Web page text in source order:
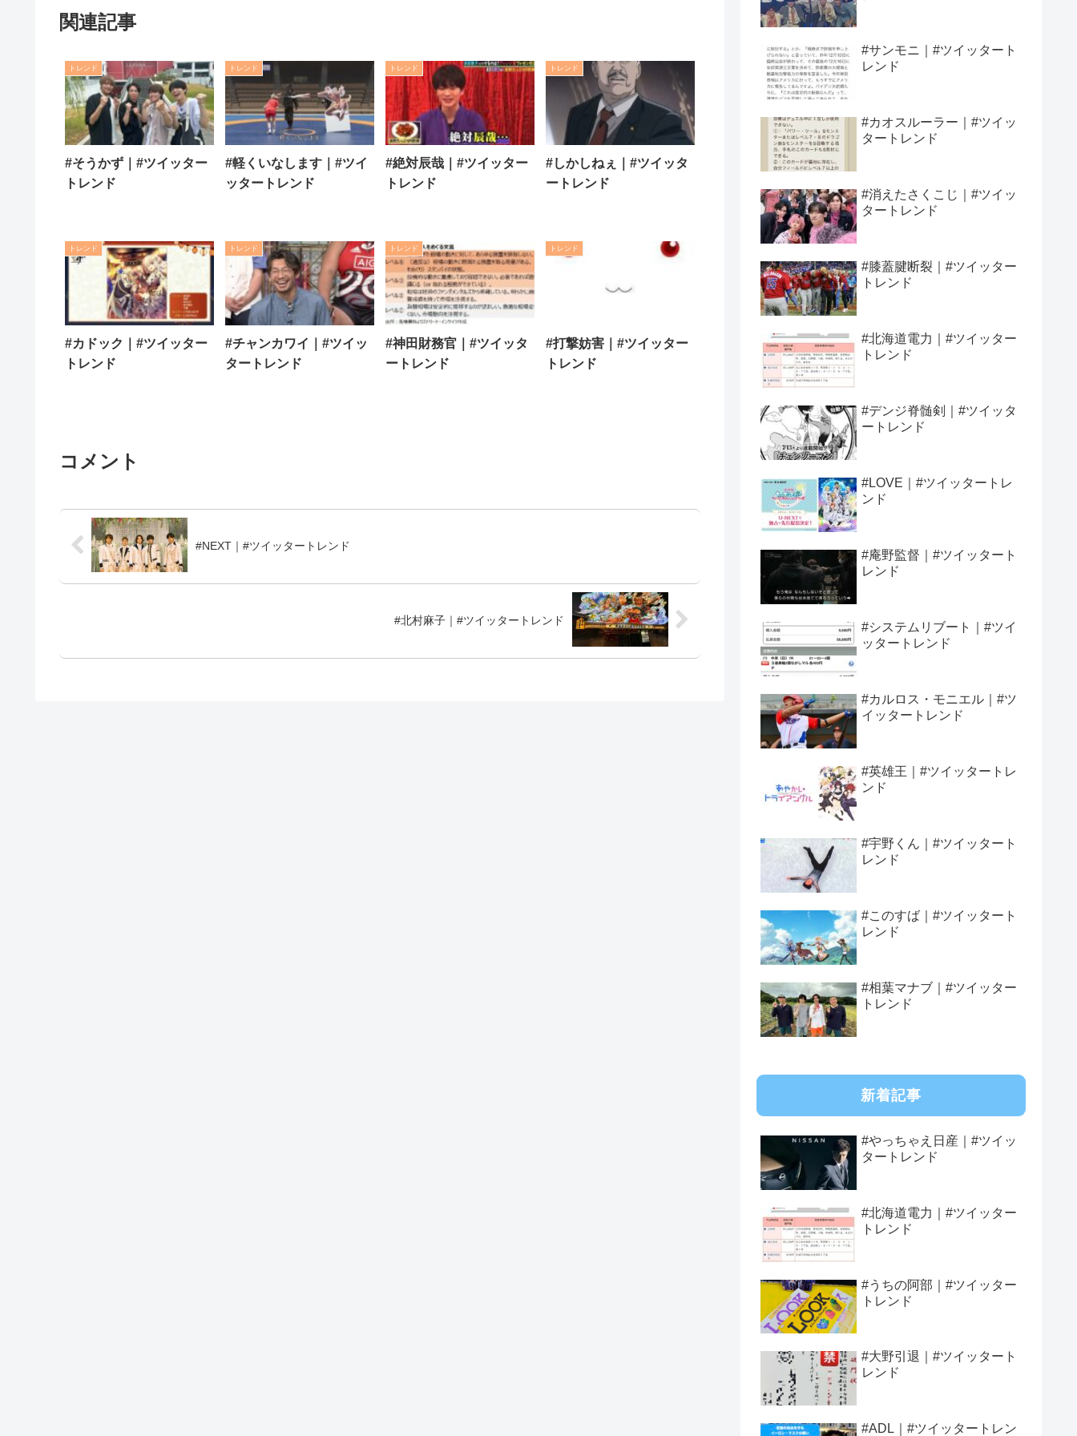
関連記事
トレンド
#そうかず｜#ツイッター
トレンド
トレンド
#軽くいなします｜#ツイ
ッタートレンド
トレンド
#絶対辰哉｜#ツイッター
トレンド
トレンド
#しかしねぇ｜#ツイッタ
ートレンド
トレンド
#カドック｜#ツイッター
トレンド
トレンド
#チャンカワイ｜#ツイッ
タートレンド
トレンド
#神田財務官｜#ツイッタ
ートレンド
トレンド
#打撃妨害｜#ツイッター
トレンド
コメント
#NEXT｜#ツイッタートレンド
#北村麻子｜#ツイッタートレンド
#サンモニ｜#ツイッタート
レンド
#カオスルーラー｜#ツイッ
タートレンド
#消えたさくこじ｜#ツイッ
タートレンド
#膝蓋腱断裂｜#ツイッター
トレンド
#北海道電力｜#ツイッター
トレンド
#デンジ脊髄剣｜#ツイッタ
ートレンド
#LOVE｜#ツイッタートレ
ンド
#庵野監督｜#ツイッタート
レンド
#システムリブート｜#ツイ
ッタートレンド
#カルロス・モニエル｜#ツ
イッタートレンド
#英雄王｜#ツイッタートレ
ンド
#宇野くん｜#ツイッタート
レンド
#このすば｜#ツイッタート
レンド
#相葉マナブ｜#ツイッター
トレンド
新着記事
#やっちゃえ日産｜#ツイッ
タートレンド
#北海道電力｜#ツイッター
トレンド
#うちの阿部｜#ツイッター
トレンド
#大野引退｜#ツイッタート
レンド
#ADL｜#ツイッタートレン